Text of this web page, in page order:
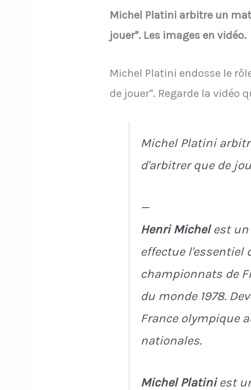
Michel Platini arbitre un
jouer". Les images en vidéo.
Michel Platini endosse le
de jouer". Regarde la vidéo
Michel Platini
d'arbitrer que de
—
Henri Michelest un
effectue l'essentiel
championnats de
du monde 1978.
France olympique
nationales.
Michel Platiniest